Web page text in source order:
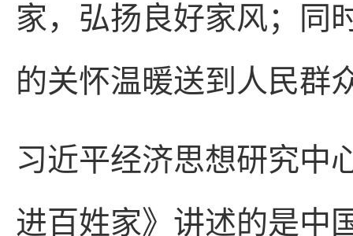
家，弘扬良好家风；同
的关怀温暖送到人民群
习近平经济思想研究中
进百姓家》讲述的是中